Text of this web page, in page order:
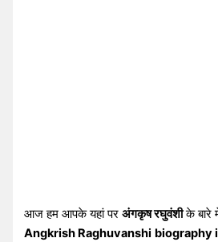
आज हम आपके यहां परअंगकृष रघुवंशीके बारे
Angkrish Raghuvanshi biography